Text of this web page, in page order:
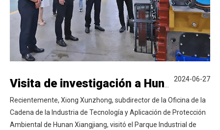
Recientemente, Xiong Xunzhong, subdirector de la Oficina de la
Cadena de la Industria de Tecnología y Aplicación de Protección
Ambiental de Hunan Xiangjiang, visitó el Parque Industrial de
2024-06-27